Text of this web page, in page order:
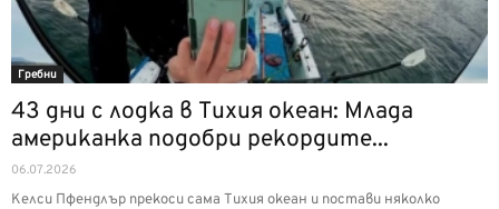
Гребни
43 дни с лодка в Тихия океан: Млада
американка подобри рекордите...
06.07.2026
Келси Пфендлър прекоси сама Тихия океан и постави няколко